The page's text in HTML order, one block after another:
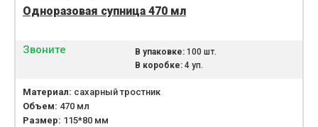
Одноразовая супница 470 мл
Звоните В упаковке:100 шт.
В коробке:4 уп.
Материал: сахарный тростник
Объем: 470 мл
Размер: 115*80 мм